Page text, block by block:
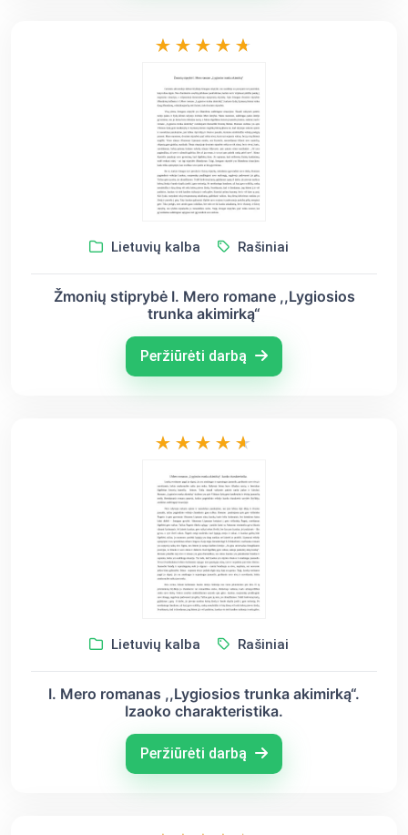
Lietuvių kalba Rašiniai
Žmonių stiprybė I. Mero romane ,,Lygiosios
trunka akimirką“
Peržiūrėti darbą
Lietuvių kalba Rašiniai
I. Mero romanas ,,Lygiosios trunka akimirką“.
Izaoko charakteristika.
Peržiūrėti darbą